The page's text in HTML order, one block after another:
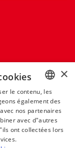
BASQUE
FRENCH
×
le contenu, les
également des
nos partenaires
avec d"autres
ont collectées lors